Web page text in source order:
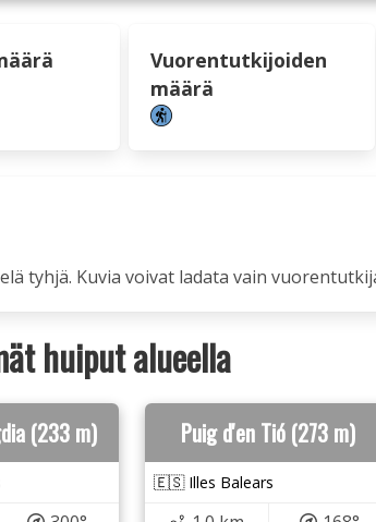
Vuorentutkijoiden
määrä
tyhjä. Kuvia voivat ladata vain
huiput alueella
(233 m) Puig d'en Tió (273 m)
🇪🇸 Illes Balears